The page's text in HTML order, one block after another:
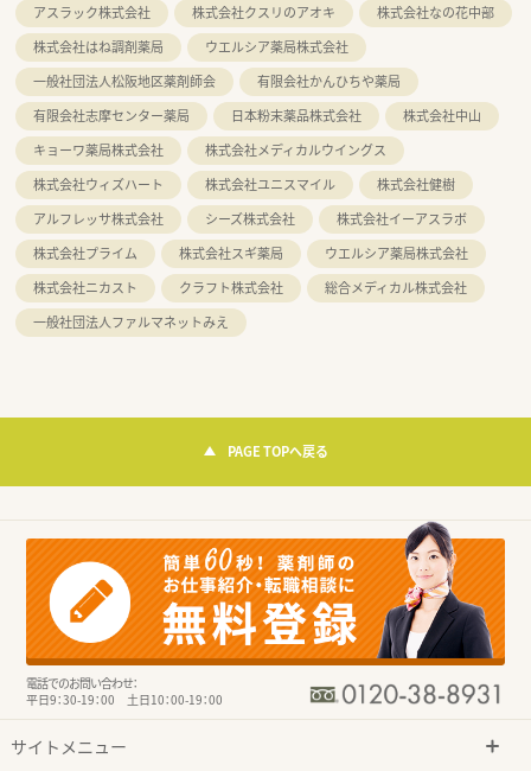
アスラック株式会社
株式会社クスリのアオキ
株式会社なの花中部
株式会社はね調剤薬局
ウエルシア薬局株式会社
一般社団法人松阪地区薬剤師会
有限会社かんひちや薬局
有限会社志摩センター薬局
日本粉末薬品株式会社
株式会社中山
キョーワ薬局株式会社
株式会社メディカルウイングス
株式会社ウィズハート
株式会社ユニスマイル
株式会社健樹
アルフレッサ株式会社
シーズ株式会社
株式会社イーアスラボ
株式会社プライム
株式会社スギ薬局
ウエルシア薬局株式会社
株式会社ニカスト
クラフト株式会社
総合メディカル株式会社
一般社団法人ファルマネットみえ
PAGE TOPへ戻る
電話でのお問い合わせ：
平日9：30-19：00 土日10：00-19：00
サイトメニュー